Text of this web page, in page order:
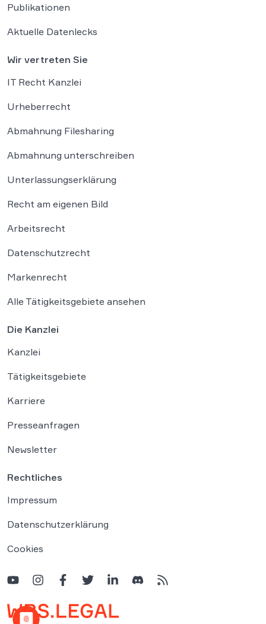
Publikationen
Aktuelle Datenlecks
Wir vertreten Sie
IT Recht Kanzlei
Urheberrecht
Abmahnung Filesharing
Abmahnung unterschreiben
Unterlassungserklärung
Recht am eigenen Bild
Arbeitsrecht
Datenschutzrecht
Markenrecht
Alle Tätigkeitsgebiete ansehen
Die Kanzlei
Kanzlei
Tätigkeitsgebiete
Karriere
Presseanfragen
Newsletter
Rechtliches
Impressum
Datenschutzerklärung
Cookies